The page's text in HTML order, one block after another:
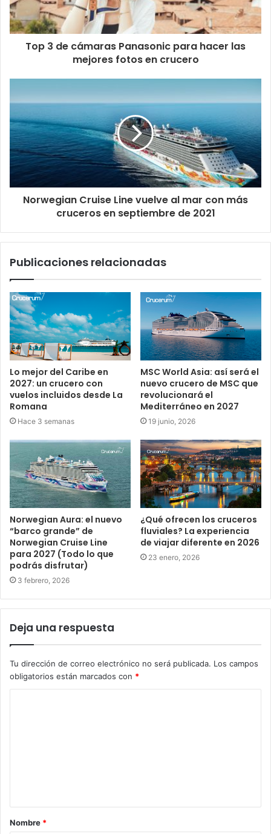
Top 3 de cámaras Panasonic para hacer las
mejores fotos en crucero
Norwegian Cruise Line vuelve al mar con más
cruceros en septiembre de 2021
Publicaciones relacionadas
Lo mejor del Caribe en
2027: un crucero con
vuelos incluidos desde La
Romana
Hace 3 semanas
MSC World Asia: así será el
nuevo crucero de MSC que
revolucionará el
Mediterráneo en 2027
19 junio, 2026
Norwegian Aura: el nuevo
“barco grande” de
Norwegian Cruise Line
para 2027 (Todo lo que
podrás disfrutar)
3 febrero, 2026
¿Qué ofrecen los cruceros
fluviales? La experiencia
de viajar diferente en 2026
23 enero, 2026
Deja una respuesta
Tu dirección de correo electrónico no será publicada. Los campos
obligatorios están marcados con *
a
r
Nombre *